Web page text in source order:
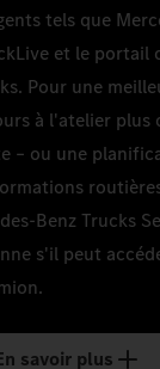
tels que
et le portail
Pour une
à l'atelier plus
– ou une
Trucks
s'il peut
savoir plus